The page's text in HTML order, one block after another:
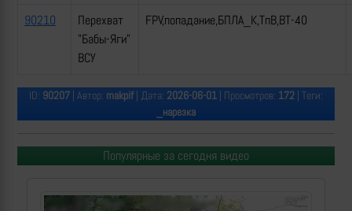
90210
Перехват
"Бабы-Яги"
ВСУ
FPV,попадание,БПЛА_К,ТпВ,ВТ-40
ID: 90207 | Автор: makpif| Дата: 2026-06-01 | Просмотров: 172 | Теги:
_нарезка
Популярные за сегодня видео